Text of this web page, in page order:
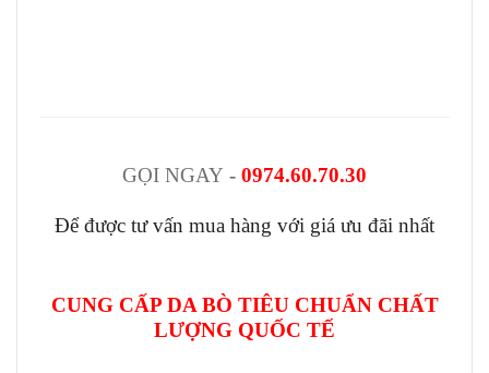
GỌI NGAY - 0974.60.70.30
Để được tư vấn mua hàng với giá ưu đãi nhất
CUNG CẤP DA BÒ TIÊU CHUẨN CHẤT
LƯỢNG QUỐC TẾ